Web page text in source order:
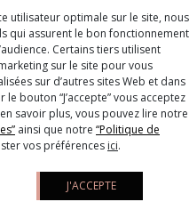
32€ 19€
PROMOTION -40 %
utilisateur optimale sur le site, nous
qui assurent le bon fonctionnement
Certains tiers utilisent
sur le site pour vous
sur d’autres sites Web et dans
bouton “J’accepte” vous acceptez
savoir plus, vous pouvez lire notre
ainsi que notre “Politique de
vos préférences ici.
J'ACCEPTE